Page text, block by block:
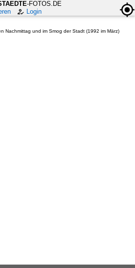
-FOTOS.DE
Login
Nachmittag und im Smog der Stadt (1992 im März)